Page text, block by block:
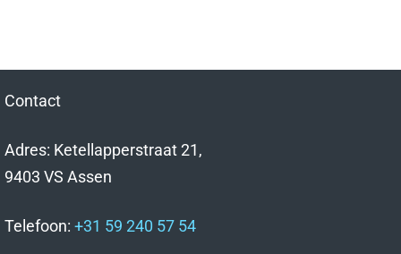
Contact
Adres: Ketellapperstraat 21,
9403 VS Assen
Telefoon: +31 59 240 57 54